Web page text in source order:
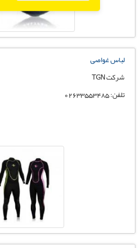
لباس غواصی
شرکت TGN
تلفن: 02633553485